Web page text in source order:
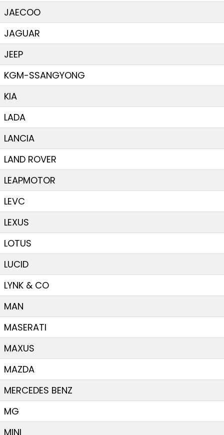
JAECOO
JAGUAR
JEEP
KGM-SSANGYONG
KIA
LADA
LANCIA
LAND ROVER
LEAPMOTOR
LEVC
LEXUS
LOTUS
LUCID
LYNK & CO
MAN
MASERATI
MAXUS
MAZDA
MERCEDES BENZ
MG
MINI